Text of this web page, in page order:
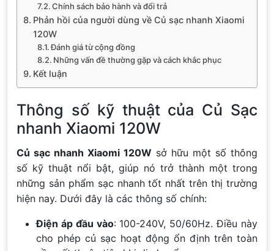
Chính sách bảo hành và đổi trả
Phản hồi của người dùng về Củ sạc nhanh Xiaomi
120W
Đánh giá từ cộng đồng
Những vấn đề thường gặp và cách khắc phục
Kết luận
Thông số kỹ thuật của Củ Sạc
nhanh Xiaomi 120W
Củ sạc nhanh Xiaomi 120W sở hữu một số thông
số kỹ thuật nổi bật, giúp nó trở thành một trong
những sản phẩm sạc nhanh tốt nhất trên thị trường
hiện nay. Dưới đây là các thông số chính:
Điện áp đầu vào: 100-240V, 50/60Hz. Điều này
cho phép củ sạc hoạt động ổn định trên toàn